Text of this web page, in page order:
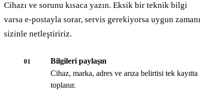
Cihazı ve sorunu kısaca yazın. Eksik bir teknik bilgi
varsa e-postayla sorar, servis gerekiyorsa uygun zamanı
sizinle netleştiririz.
01
Bilgileri paylaşın
Cihaz, marka, adres ve arıza belirtisi tek kayıtta
toplanır.